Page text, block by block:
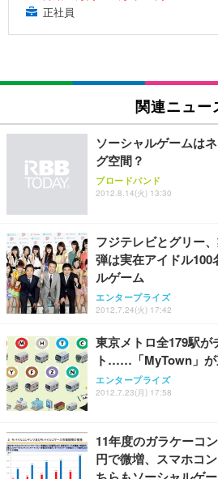
正社員
関連ニュー
ソーシャルゲームは
グ空間？
ブロードバンド
2012.8.14(火) 13:30
フジテレビとグリー
弾は実在アイドル100
ルゲーム
エンタープライズ
2012.7.24(火) 17:42
東京メトロ全179駅が
ト……「MyTown」が
エンタープライズ
2012.7.23(月) 17:58
11年度のガラケーコ
円で微増、スマホコ